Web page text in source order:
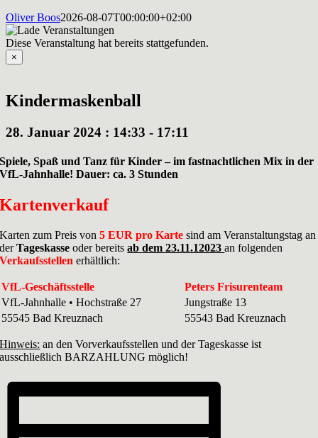
Oliver Boos2026-08-07T00:00:00+02:00
Diese Veranstaltung hat bereits stattgefunden.
×
Kindermaskenball
28. Januar 2024 : 14:33 - 17:11
Spiele, Spaß und Tanz für Kinder – im fastnachtlichen Mix in der
VfL-Jahnhalle! Dauer: ca. 3 Stunden
Kartenverkauf
Karten zum Preis von5 EUR pro Karte sind am Veranstaltungstag an
derTageskasse oder bereitsab dem 23.11.12023an folgenden
Verkaufsstellenerhältlich:
VfL-Geschäftsstelle
Peters Frisurenteam
VfL-Jahnhalle • Hochstraße 27
Jungstraße 13
55545 Bad Kreuznach
55543 Bad Kreuznach
Hinweis: an den Vorverkaufsstellen und der Tageskasse ist
ausschließlich BARZAHLUNG möglich!